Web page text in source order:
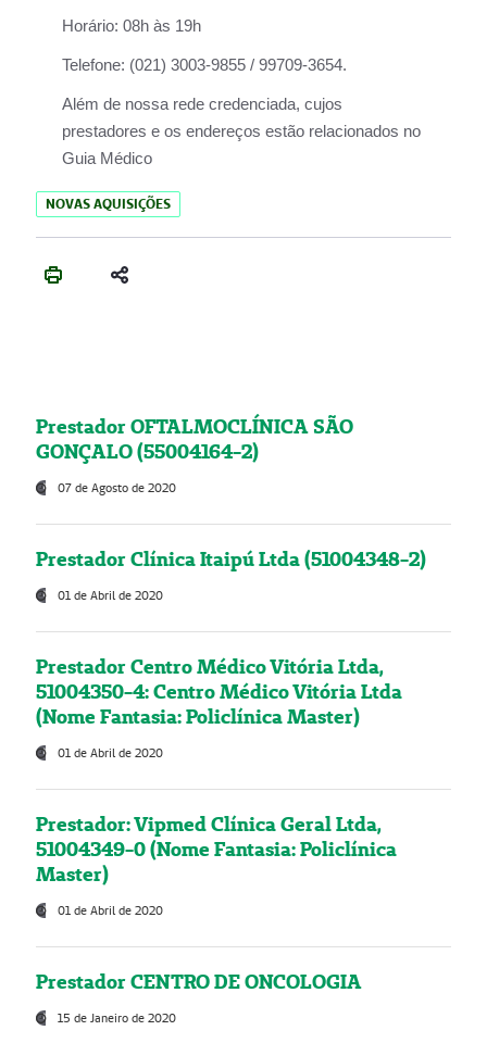
Horário: 08h às 19h
Telefone: (021) 3003-9855 / 99709-3654.
Além de nossa rede credenciada, cujos
prestadores e os endereços estão relacionados no
Guia Médico
NOVAS AQUISIÇÕES
Prestador OFTALMOCLÍNICA SÃO
GONÇALO (55004164-2)
07 de Agosto de 2020
Prestador Clínica Itaipú Ltda (51004348-2)
01 de Abril de 2020
Prestador Centro Médico Vitória Ltda,
51004350-4: Centro Médico Vitória Ltda
(Nome Fantasia: Policlínica Master)
01 de Abril de 2020
Prestador: Vipmed Clínica Geral Ltda,
51004349-0 (Nome Fantasia: Policlínica
Master)
01 de Abril de 2020
Prestador CENTRO DE ONCOLOGIA
15 de Janeiro de 2020